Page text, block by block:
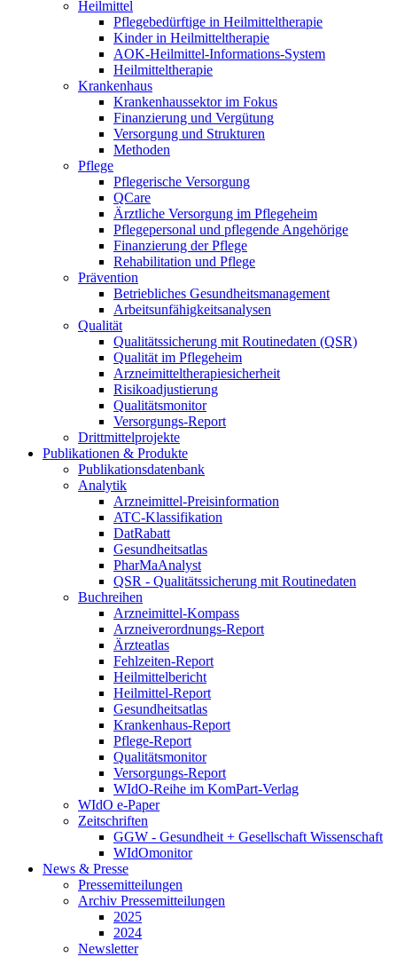
Heilmittel
Pflegebedürftige in Heilmitteltherapie
Kinder in Heilmitteltherapie
AOK-Heilmittel-Informations-System
Heilmitteltherapie
Krankenhaus
Krankenhaussektor im Fokus
Finanzierung und Vergütung
Versorgung und Strukturen
Methoden
Pflege
Pflegerische Versorgung
QCare
Ärztliche Versorgung im Pflegeheim
Pflegepersonal und pflegende Angehörige
Finanzierung der Pflege
Rehabilitation und Pflege
Prävention
Betriebliches Gesundheitsmanagement
Arbeitsunfähigkeitsanalysen
Qualität
Qualitätssicherung mit Routinedaten (QSR)
Qualität im Pflegeheim
Arzneimitteltherapiesicherheit
Risikoadjustierung
Qualitätsmonitor
Versorgungs-Report
Drittmittelprojekte
Publikationen & Produkte
Publikationsdatenbank
Analytik
Arzneimittel-Preisinformation
ATC-Klassifikation
DatRabatt
Gesundheitsatlas
PharMaAnalyst
QSR - Qualitätssicherung mit Routinedaten
Buchreihen
Arzneimittel-Kompass
Arzneiverordnungs-Report
Ärzteatlas
Fehlzeiten-Report
Heilmittelbericht
Heilmittel-Report
Gesundheitsatlas
Krankenhaus-Report
Pflege-Report
Qualitätsmonitor
Versorgungs-Report
WIdO-Reihe im KomPart-Verlag
WIdO e-Paper
Zeitschriften
GGW - Gesundheit + Gesellschaft Wissenschaft
WIdOmonitor
News & Presse
Pressemitteilungen
Archiv Pressemitteilungen
2025
2024
Newsletter